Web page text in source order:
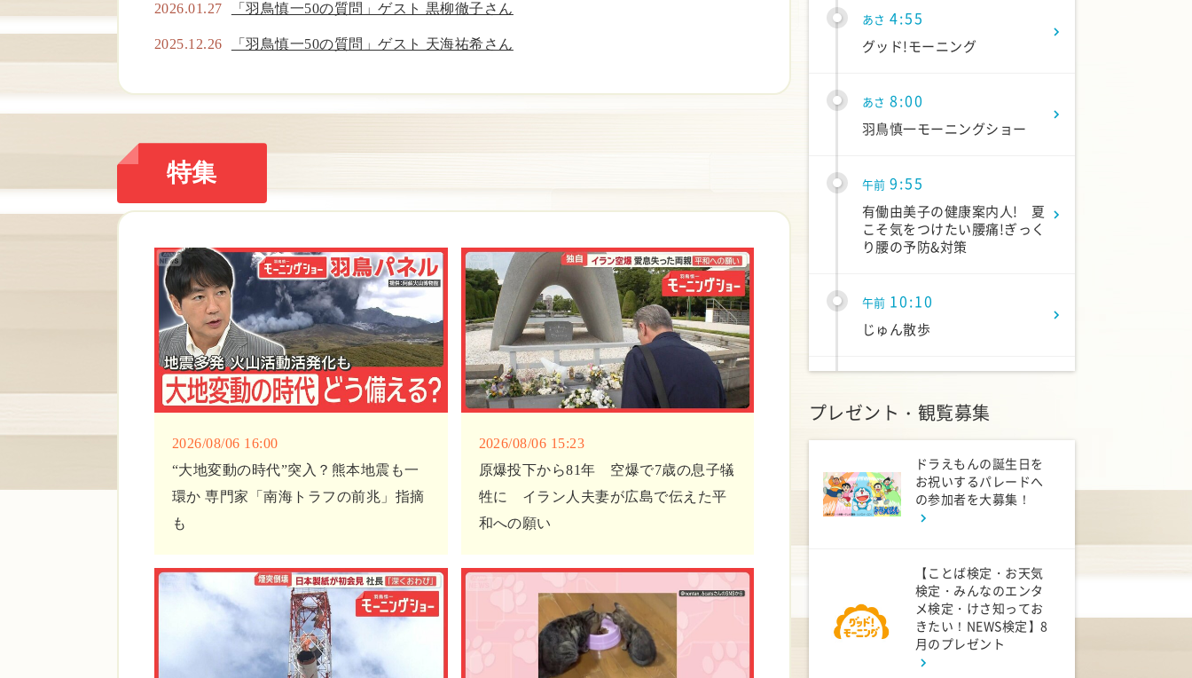
2026.01.27 「羽鳥慎一50の質問」ゲスト 黒柳徹子さん
2025.12.26 「羽鳥慎一50の質問」ゲスト 天海祐希さん
特集
2026/08/06 16:00
“大地変動の時代”突入？熊本地震も一
環か 専門家「南海トラフの前兆」指摘
も
2026/08/06 15:23
原爆投下から81年 空爆で7歳の息子犠
牲に イラン人夫妻が広島で伝えた平
和への願い
あさ 4:55
グッド!モーニング
あさ 8:00
羽鳥慎一モーニングショー
午前 9:55
有働由美子の健康案内人! 夏
こそ気をつけたい腰痛!ぎっく
り腰の予防&対策
午前 10:10
じゅん散歩
大下容子ワイド!スクランブル
1:00
徹子の部屋 追悼・寿美花代
さん
1:30
DAIGOも台所 ～きょうの献
立 何にする?～ 簡単!コー
ヒーパンナコッタ
プレゼント・観覧募集
ドラえもんの誕生日を
お祝いするパレードへ
の参加者を大募集！
【ことば検定・お天気
検定・みんなのエンタ
メ検定・けさ知ってお
きたい！NEWS検定】8
月のプレゼント